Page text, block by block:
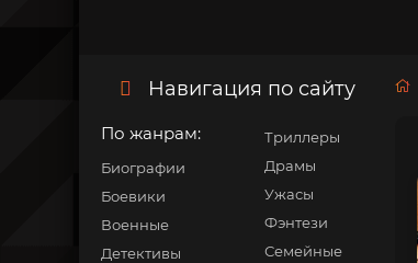
Навигация по сайту
По жанрам:
Биографии
Боевики
Военные
Детективы
Триллеры
Драмы
Ужасы
Фэнтези
Семейные